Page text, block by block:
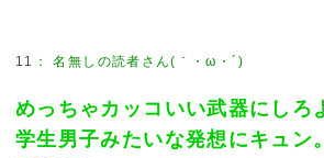
11 ：名無しの読者さん(｀・ω・´)
めっちゃカッコいい武器にし
学生男子みたいな発想にキュン